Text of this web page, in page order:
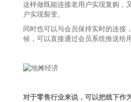
这样做既能连接老用户实现复购，
户实现裂变。
同时也可以与会员保持实时的连接
候，可以直接通过会员系统推送给
对于零售行业来说，可以把线下作